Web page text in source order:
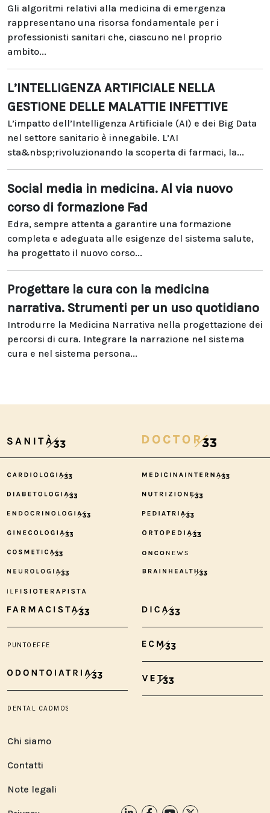
Gli algoritmi relativi alla medicina di emergenza
rappresentano una risorsa fondamentale per i
professionisti sanitari che, ciascuno nel proprio
ambito...
L’INTELLIGENZA ARTIFICIALE NELLA
GESTIONE DELLE MALATTIE INFETTIVE
L’impatto dell’Intelligenza Artificiale (AI) e dei Big Data
nel settore sanitario è innegabile. L’AI
sta&nbsp;rivoluzionando la scoperta di farmaci, la...
Social media in medicina. Al via nuovo
corso di formazione Fad
Edra, sempre attenta a garantire una formazione
completa e adeguata alle esigenze del sistema salute,
ha progettato il nuovo corso...
Progettare la cura con la medicina
narrativa. Strumenti per un uso quotidiano
Introdurre la Medicina Narrativa nella progettazione dei
percorsi di cura. Integrare la narrazione nel sistema
cura e nel sistema persona...
Chi siamo
Contatti
Note legali